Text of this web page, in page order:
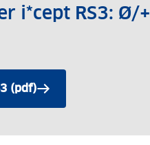
i*cept RS3: Ø/+
(pdf)